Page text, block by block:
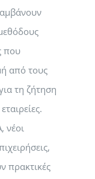
που
από τους
τη ζήτηση
νέοι
πρακτικές